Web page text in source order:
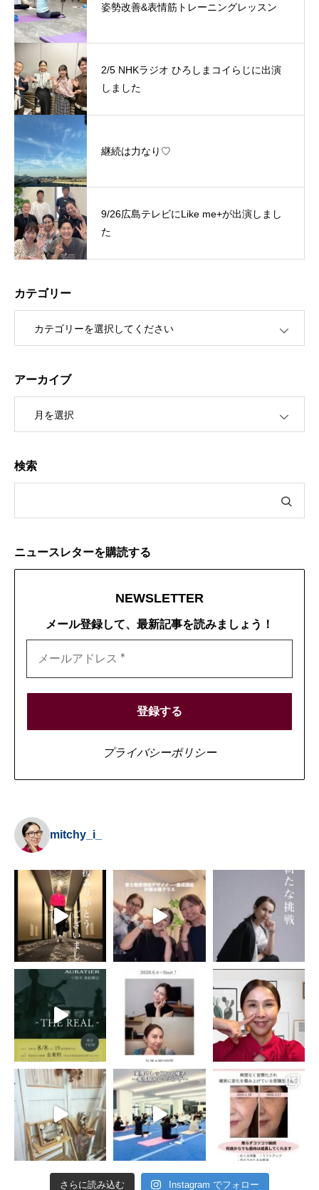
姿勢改善&表情筋トレーニングレッスン
2/5 NHKラジオ ひろしまコイらじに出演
しました
継続は力なり♡
9/26広島テレビにLike me+が出演しまし
た
カテゴリー
アーカイブ
検索
ニュースレターを購読する
NEWSLETTER
メール登録して、最新記事を読みましょう！
プライバシーポリシー
mitchy_i_
さらに読み込む Instagram でフォロー